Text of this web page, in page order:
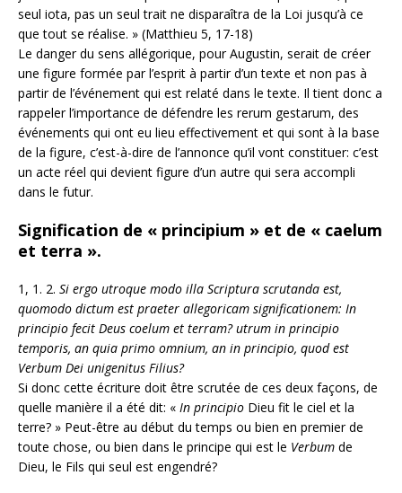
seul iota, pas un seul trait ne disparaîtra de la Loi jusqu’à ce
que tout se réalise. » (Matthieu 5, 17-18)
Le danger du sens allégorique, pour Augustin, serait de créer
une figure formée par l’esprit à partir d’un texte et non pas à
partir de l’événement qui est relaté dans le texte. Il tient donc a
rappeler l’importance de défendre les rerum gestarum, des
événements qui ont eu lieu effectivement et qui sont à la base
de la figure, c’est-à-dire de l’annonce qu’il vont constituer: c’est
un acte réel qui devient figure d’un autre qui sera accompli
dans le futur.
Signification de « principium » et de « caelum
et terra ».
1, 1. 2. Si ergo utroque modo illa Scriptura scrutanda est,
quomodo dictum est praeter allegoricam significationem: In
principio fecit Deus coelum et terram? utrum in principio
temporis, an quia primo omnium, an in principio, quod est
Verbum Dei unigenitus Filius?
Si donc cette écriture doit être scrutée de ces deux façons, de
quelle manière il a été dit: « In principio Dieu fit le ciel et la
terre? » Peut-être au début du temps ou bien en premier de
toute chose, ou bien dans le principe qui est le Verbum de
Dieu, le Fils qui seul est engendré?